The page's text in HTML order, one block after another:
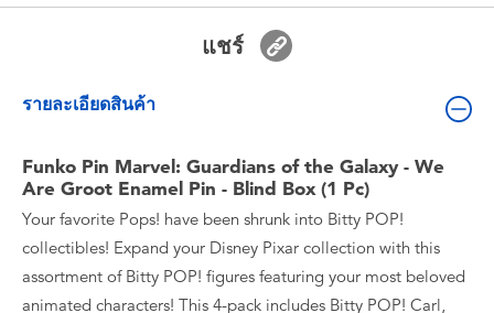
ตัวละครเพี่อการสะสม
แกดเจ็ต
แชร์
รายละเอียดสินค้า
Funko Pin Marvel: Guardians of the Galaxy - We
Are Groot Enamel Pin - Blind Box (1 Pc)
Your favorite Pops! have been shrunk into Bitty POP!
collectibles! Expand your Disney Pixar collection with this
assortment of Bitty POP! figures featuring your most beloved
animated characters! This 4-pack includes Bitty POP! Carl,